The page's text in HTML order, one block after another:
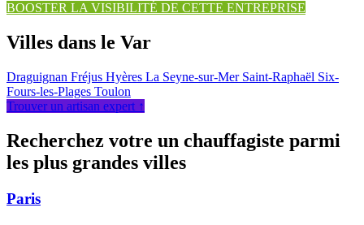
BOOSTER LA VISIBILITÉ DE CETTE ENTREPRISE
Villes dans le Var
Draguignan Fréjus Hyères La Seyne-sur-Mer Saint-Raphaël Six-
Fours-les-Plages Toulon
Trouver un artisan expert ↑
Recherchez votre un chauffagiste parmi
les plus grandes villes
Paris